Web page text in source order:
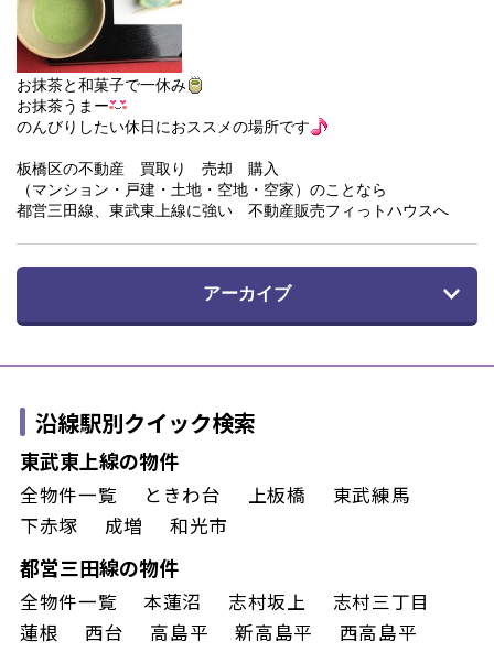
お抹茶と和菓子で一休み
お抹茶うまー
のんびりしたい休日におススメの場所です
板橋区の不動産 買取り 売却 購入
（マンション・戸建・土地・空地・空家）のことなら
都営三田線、東武東上線に強い 不動産販売フィっトハウスへ
アーカイブ
沿線駅別クイック検索
東武東上線の物件
全物件一覧 ときわ台 上板橋
東武練馬
下赤塚
成増 和光市
都営三田線の物件
全物件一覧 本蓮沼 志村坂上
志村三丁目
蓮根
西台 高島平 新高島平 西高島平